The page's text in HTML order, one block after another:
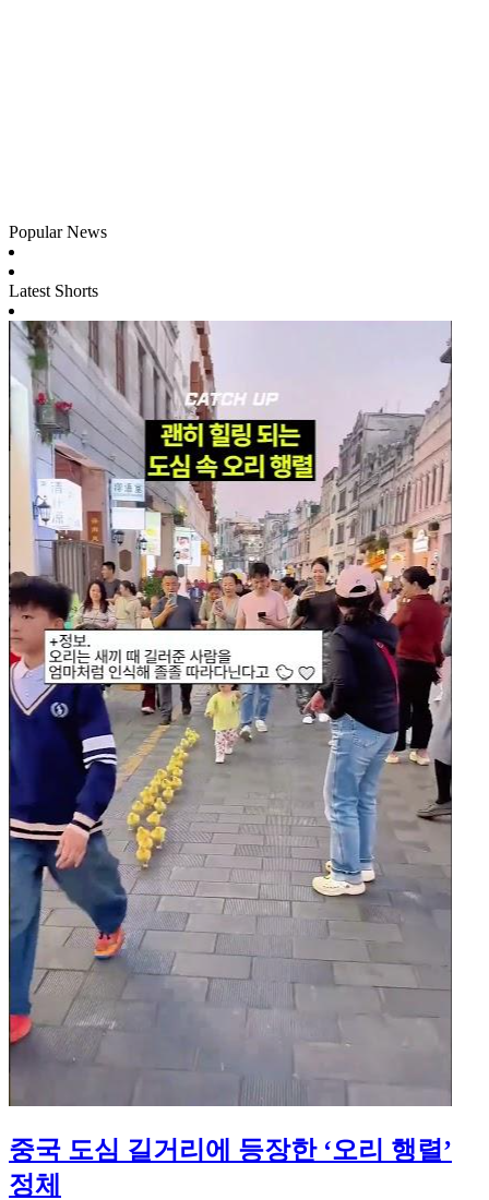
Popular News
Latest Shorts
중국 도심 길거리에 등장한 ‘오리 행렬’
정체